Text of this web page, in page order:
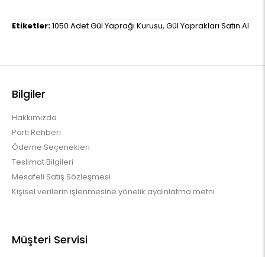
Etiketler:1050 Adet Gül Yaprağı Kurusu, Gül Yaprakları Satın Al
Bilgiler
Hakkımızda
Parti Rehberi
Ödeme Seçenekleri
Teslimat Bilgileri
Mesafeli Satış Sözleşmesi
Kişisel verilerin işlenmesine yönelik aydınlatma metni
Müşteri Servisi